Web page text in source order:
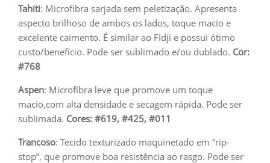
Tahiti: Microfibra sarjada sem peletização. Apresenta
aspecto brilhoso de ambos os lados, toque macio e
excelente caimento. É similar ao FIdji e possui ótimo
custo/benefício. Pode ser sublimado e/ou dublado. Cor:
#768
Aspen: Microfibra leve que promove um toque
macio,com alta densidade e secagem rápida. Pode ser
sublimada. Cores: #619, #425, #011
Trancoso: Tecido texturizado maquinetado em “rip-
stop”, que promove boa resistência ao rasgo. Pode ser